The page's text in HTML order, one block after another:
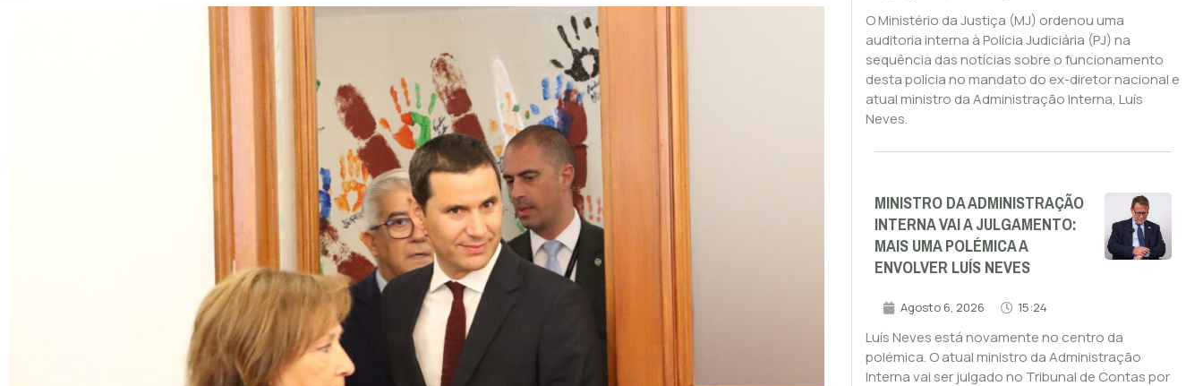
O Ministério da Justiça (MJ) ordenou uma
auditoria interna à Polícia Judiciária (PJ) na
sequência das notícias sobre o funcionamento
desta polícia no mandato do ex-diretor nacional e
atual ministro da Administração Interna, Luís
Neves.
MINISTRO DA ADMINISTRAÇÃO
INTERNA VAI A JULGAMENTO:
MAIS UMA POLÉMICA A
ENVOLVER LUÍS NEVES
Agosto 6, 2026 15:24
Luís Neves está novamente no centro da
polémica. O atual ministro da Administração
Interna vai ser julgado no Tribunal de Contas por